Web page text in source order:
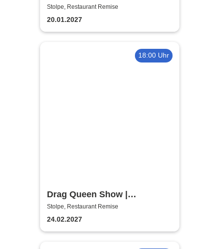
Stolpe, Restaurant Remise
20.01.2027
18:00 Uhr
Drag Queen Show |
Restaurant Remise Stolpe
Stolpe, Restaurant Remise
24.02.2027